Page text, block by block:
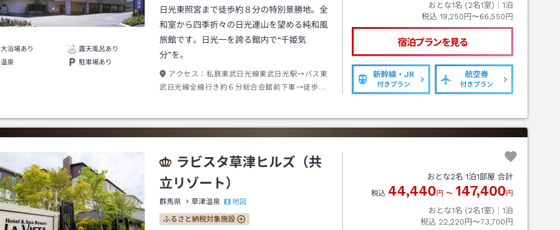
大浴場あり
露天風呂あり
温泉
駐車場あり
日光東照宮まで徒歩約８分の特別景勝地。全
和室から四季折々の日光連山を望める純和風
旅館です。日光一を誇る館内で“千姫気
分”を。
アクセス： 私鉄東武日光線東武日光駅→バス東
武日光線全線行き約６分総合会舘前下車→徒歩約
おとな1名 (2名1室)｜ 1泊
税込 19,250円〜66,550円
宿泊プランを見る
新幹線・JR
付きプラン
航空券
付きプラン
ラビスタ草津ヒルズ（共
立リゾート）
群馬県 草津温泉 地図
ふるさと納税対象施設
おとな2名 1泊1部屋 合計
税込 44,440 円 〜 147,400 円
おとな1名 (2名1室)｜ 1泊
税込 22,220円〜73,700円